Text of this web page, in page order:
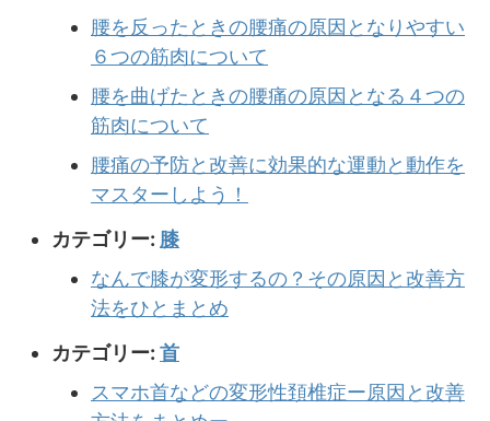
腰を反ったときの腰痛の原因となりやすい
６つの筋肉について
腰を曲げたときの腰痛の原因となる４つの
筋肉について
腰痛の予防と改善に効果的な運動と動作を
マスターしよう！
カテゴリー: 膝
なんで膝が変形するの？その原因と改善方
法をひとまとめ
カテゴリー: 首
スマホ首などの変形性頚椎症ー原因と改善